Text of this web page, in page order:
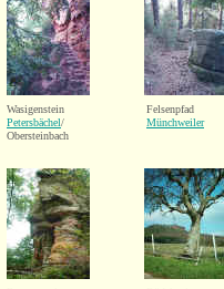
Wasigenstein
Petersbächel/
Obersteinbach
Felsenpfad
Münchweiler